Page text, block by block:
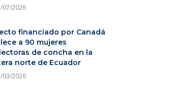
07/2026
financiado por Canadá
a 90 mujeres
de concha en la
norte de Ecuador
03/2026